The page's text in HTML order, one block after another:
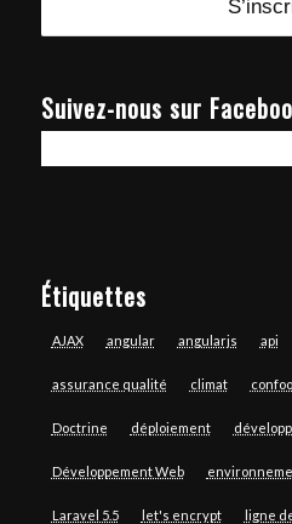
Suivez-nous sur
Étiquettes
AJAX angular angularjs api
assurance qualité climat confoo
Doctrine déploiement
Développement Web
Laravel 5.5 let's encrypt ligne